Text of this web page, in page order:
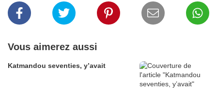
Vous aimerez aussi
Katmandou seventies, y’avait